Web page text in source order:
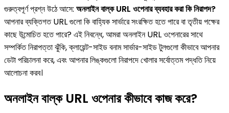
গুরুত্বপূর্ণ প্রশ্ন উঠে আসে: অনলাইন বাল্ক URL ওপেনার ব্যবহার করা কি নিরাপদ?
আপনার ব্যক্তিগত URL গুলো কি বাহ্যিক সার্ভারে সংরক্ষিত হতে পারে বা তৃতীয় পক্ষের
কাছে উন্মোচিত হতে পারে? এই নিবন্ধে, আমরা অনলাইন URL ওপেনারের সাথে
সম্পর্কিত নিরাপত্তা ঝুঁকি, ক্লায়েন্ট-সাইড বনাম সার্ভার-সাইড টুলগুলো কীভাবে আপনার
ডেটা পরিচালনা করে, এবং আপনার লিঙ্কগুলো নিরাপদে খোলার সর্বোত্তম পদ্ধতি নিয়ে
আলোচনা করব।
অনলাইন বাল্ক URL ওপেনার কীভাবে কাজ করে?